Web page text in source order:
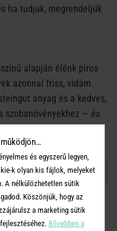
ha tudjuk, megrendeljük
alapján élénk piros
azonnal friss, vidám
anyag és a kedves,
szobanövényekhez — és
arcára. Polcon,
fókuszponttá válik.
és egyszerű legyen,
k olyan kis fájlok, melyeket
A nélkülözhetetlen sütik
Köszönjük, hogy az
a marketing sütik
Bővebben a